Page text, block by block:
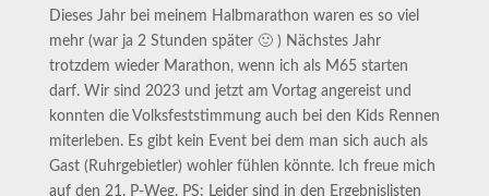
Dieses Jahr bei meinem Halbmarathon waren es so viel
mehr (war ja 2 Stunden später 🙂 ) Nächstes Jahr
trotzdem wieder Marathon, wenn ich als M65 starten
darf. Wir sind 2023 und jetzt am Vortag angereist und
konnten die Volksfeststimmung auch bei den Kids Rennen
miterleben. Es gibt kein Event bei dem man sich auch als
Gast (Ruhrgebietler) wohler fühlen könnte. Ich freue mich
auf den 21. P-Weg. PS: Leider sind in den Ergebnislisten